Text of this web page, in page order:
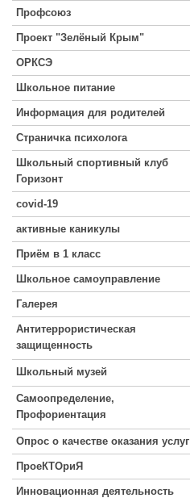
Профсоюз
Проект "Зелёный Крым"
ОРКСЭ
Школьное питание
Информация для родителей
Страничка психолога
Школьный спортивный клуб
Горизонт
covid-19
активные каникулы
Приём в 1 класс
Школьное самоуправление
Галерея
Антитеррористическая
защищенность
Школьный музей
Самоопределение,
Профориентация
Опрос о качестве оказания услуг
ПроеКТОриЯ
Инновационная деятельность